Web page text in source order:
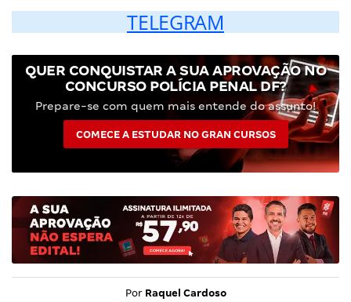
TELEGRAM
QUER CONQUISTAR A SUA APROVAÇÃO NO
CONCURSO POLÍCIA PENAL DF?
Prepare-se com quem mais entende do assunto!
COMECE A ESTUDAR NO GRAN CURSOS
Por Raquel Cardoso